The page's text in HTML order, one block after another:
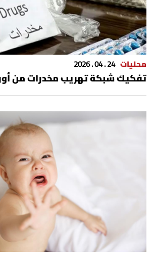
للتواصل معنا
شروط الاستخدام
شروط الإشتراك
محليات 24 . 04 . 2026
تفكيك شبكة تهريب مخدرات من